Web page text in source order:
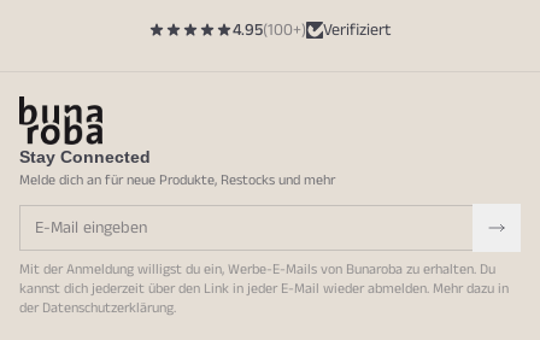
4.95(100+) Verifiziert
Stay Connected
Melde dich an für neue Produkte, Restocks und mehr
Mit der Anmeldung willigst du ein, Werbe-E-Mails von Bunaroba zu erhalten. Du
kannst dich jederzeit über den Link in jeder E-Mail wieder abmelden. Mehr dazu in
der Datenschutzerklärung.